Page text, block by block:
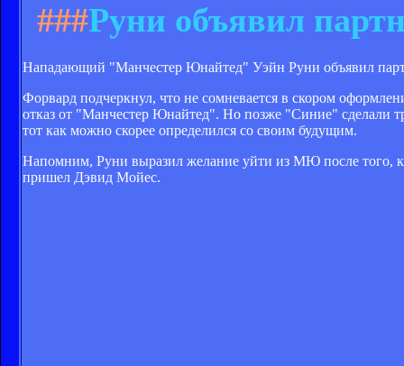
###Руни объявил
Нападающий "Манчестер Юнайтед" Уэйн Руни объявил
Форвард подчеркнул, что не сомневается в скором
отказ от "Манчестер Юнайтед". Но позже "Синие" сделали
тот как можно скорее определился со своим будущим.
Напомним, Руни выразил желание уйти из МЮ после того,
пришел Дэвид Мойес.